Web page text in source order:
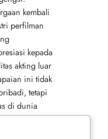
kembali
perfilman
kepada
akting luar
ini tidak
tetapi
di dunia
Leonardo